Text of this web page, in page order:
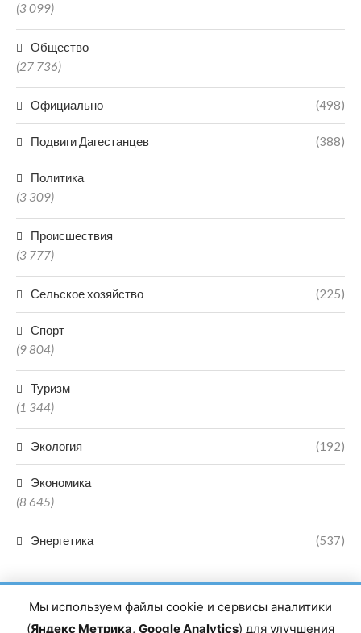
(3 099)
Общество
(27 736)
Официально (498)
Подвиги Дагестанцев (388)
Политика
(3 309)
Происшествия
(3 777)
Сельское хозяйство (225)
Спорт
(9 804)
Туризм
(1 344)
Экология (192)
Экономика
(8 645)
Энергетика (537)
Мы используем файлы cookie и сервисы аналитики
(Яндекс Метрика, Google Analytics) для улучшения